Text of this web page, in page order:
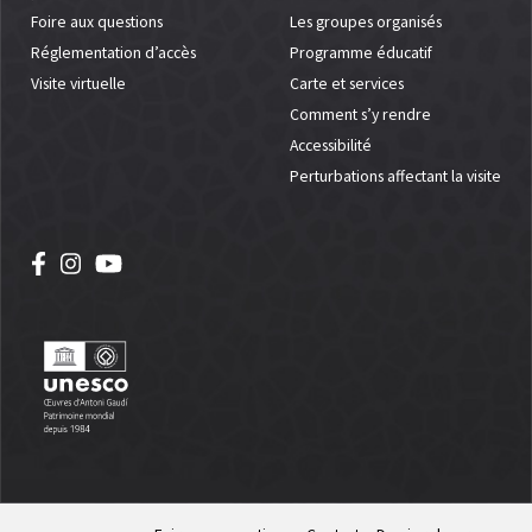
Foire aux questions
Réglementation d’accès
Visite virtuelle
Les groupes organisés
Programme éducatif
Carte et services
Comment s’y rendre
Accessibilité
Perturbations affectant la visite